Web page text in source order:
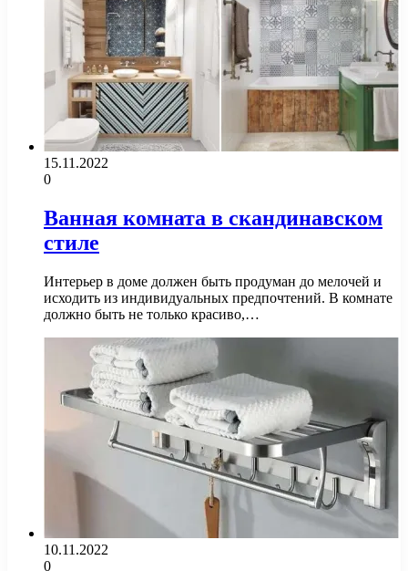
15.11.2022
0
Ванная комната в скандинавском
стиле
Интерьер в доме должен быть продуман до мелочей и
исходить из индивидуальных предпочтений. В комнате
должно быть не только красиво,…
10.11.2022
0